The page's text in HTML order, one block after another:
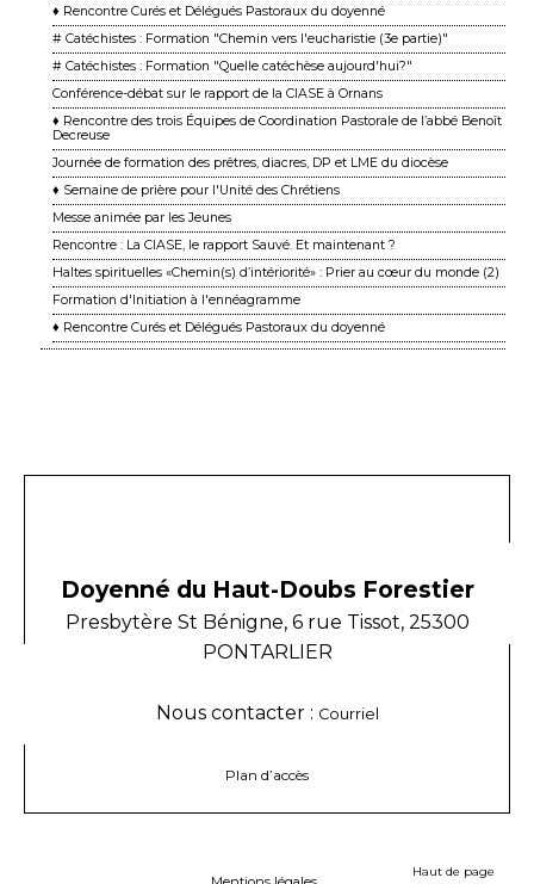
♦ Rencontre Curés et Délégués Pastoraux du doyenné
# Catéchistes : Formation "Chemin vers l'eucharistie (3e partie)"
# Catéchistes : Formation "Quelle catéchèse aujourd'hui?"
Conférence-débat sur le rapport de la CIASE à Ornans
♦ Rencontre des trois Équipes de Coordination Pastorale de l’abbé Benoît
Decreuse
Journée de formation des prêtres, diacres, DP et LME du diocèse
♦ Semaine de prière pour l'Unité des Chrétiens
Messe animée par les Jeunes
Rencontre : La CIASE, le rapport Sauvé. Et maintenant ?
Haltes spirituelles «Chemin(s) d’intériorité» : Prier au cœur du monde (2)
Formation d'Initiation à l'ennéagramme
♦ Rencontre Curés et Délégués Pastoraux du doyenné
Doyenné du Haut-Doubs Forestier
Presbytère St Bénigne, 6 rue Tissot, 25300
PONTARLIER
Nous contacter : Courriel
Plan d’accès
Haut de page